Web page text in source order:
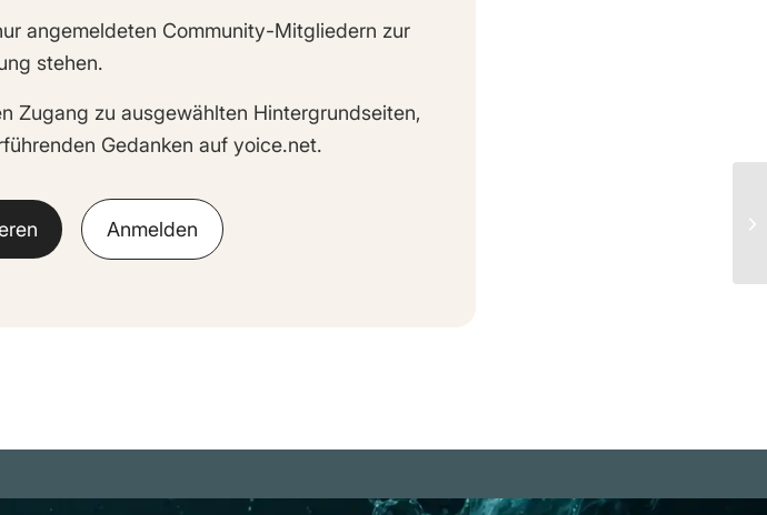
angemeldeten Community-Mitgliedern zur
stehen.
Zugang zu ausgewählten Hintergrundseiten,
Gedanken auf yoice.net.
Anmelden